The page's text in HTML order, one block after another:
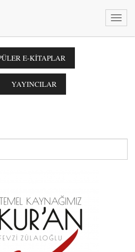
E-KİTAPLAR
YAYINCILAR